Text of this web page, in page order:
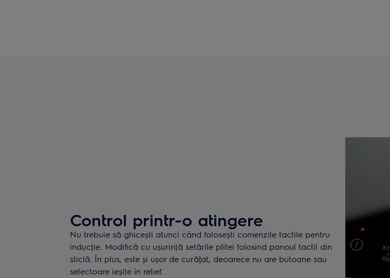
Control printr-o atingere
Nu trebuie să ghicești atunci când folosești comenzile tactile pentru
inducţie. Modifică cu ușurinţă setările plitei folosind panoul tactil din
sticlă. În plus, este și ușor de curăţat, deoarece nu are butoane sau
selectoare ieșite în relief.